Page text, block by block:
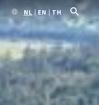
NL EN TH